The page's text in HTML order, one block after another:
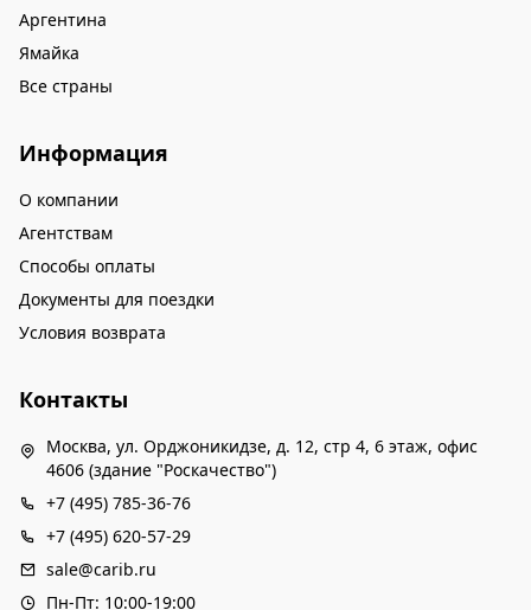
Аргентина
Ямайка
Все страны
Информация
О компании
Агентствам
Способы оплаты
Документы для поездки
Условия возврата
Контакты
Москва, ул. Орджоникидзе, д. 12, стр 4, 6 этаж, офис
4606 (здание "Роскачество")
+7 (495) 785-36-76
+7 (495) 620-57-29
sale@carib.ru
Пн-Пт: 10:00-19:00